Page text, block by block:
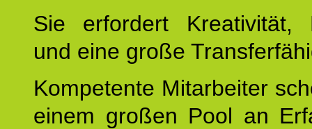
Sie erfordert Kreativität,
und eine große
Kompetente Mitarbeiter
einem großen Pool an